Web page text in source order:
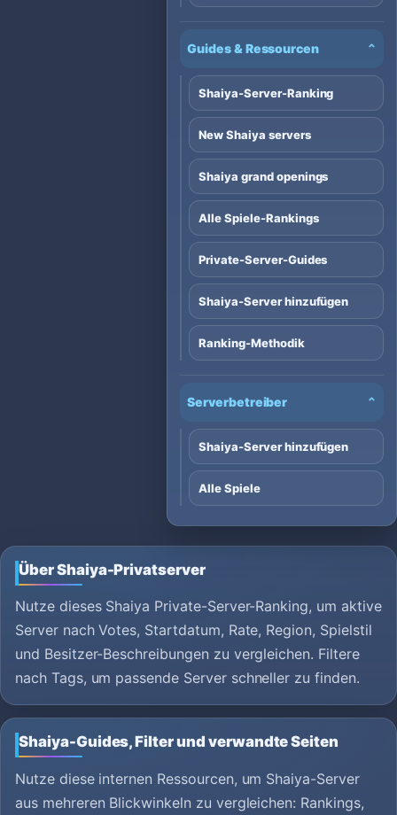
Guides & Ressourcen ⌄
Shaiya-Server-Ranking
New Shaiya servers
Shaiya grand openings
Alle Spiele-Rankings
Private-Server-Guides
Shaiya-Server hinzufügen
Ranking-Methodik
Serverbetreiber ⌄
Shaiya-Server hinzufügen
Alle Spiele
Über Shaiya-Privatserver
Nutze dieses Shaiya Private-Server-Ranking, um aktive
Server nach Votes, Startdatum, Rate, Region, Spielstil
und Besitzer-Beschreibungen zu vergleichen. Filtere
nach Tags, um passende Server schneller zu finden.
Shaiya-Guides, Filter und verwandte Seiten
Nutze diese internen Ressourcen, um Shaiya-Server
aus mehreren Blickwinkeln zu vergleichen: Rankings,